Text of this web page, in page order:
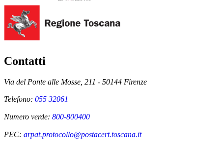
Contatti
Via del Ponte alle Mosse, 211 - 50144 Firenze
Telefono: 055 32061
Numero verde: 800-800400
PEC: arpat.protocollo@postacert.toscana.it